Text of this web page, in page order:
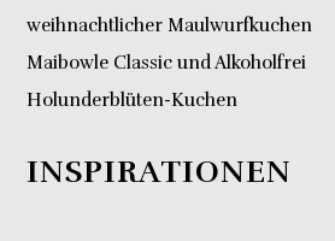
weihnachtlicher Maulwurfkuchen
Maibowle Classic und Alkoholfrei
Holunderblüten-Kuchen
INSPIRATIONEN